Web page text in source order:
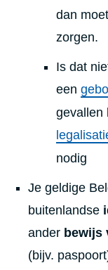
dan
zorgen.
Is dat
een
gevallen
nodig
Je geldige
buitenlandse
ander bewijs
(bijv.